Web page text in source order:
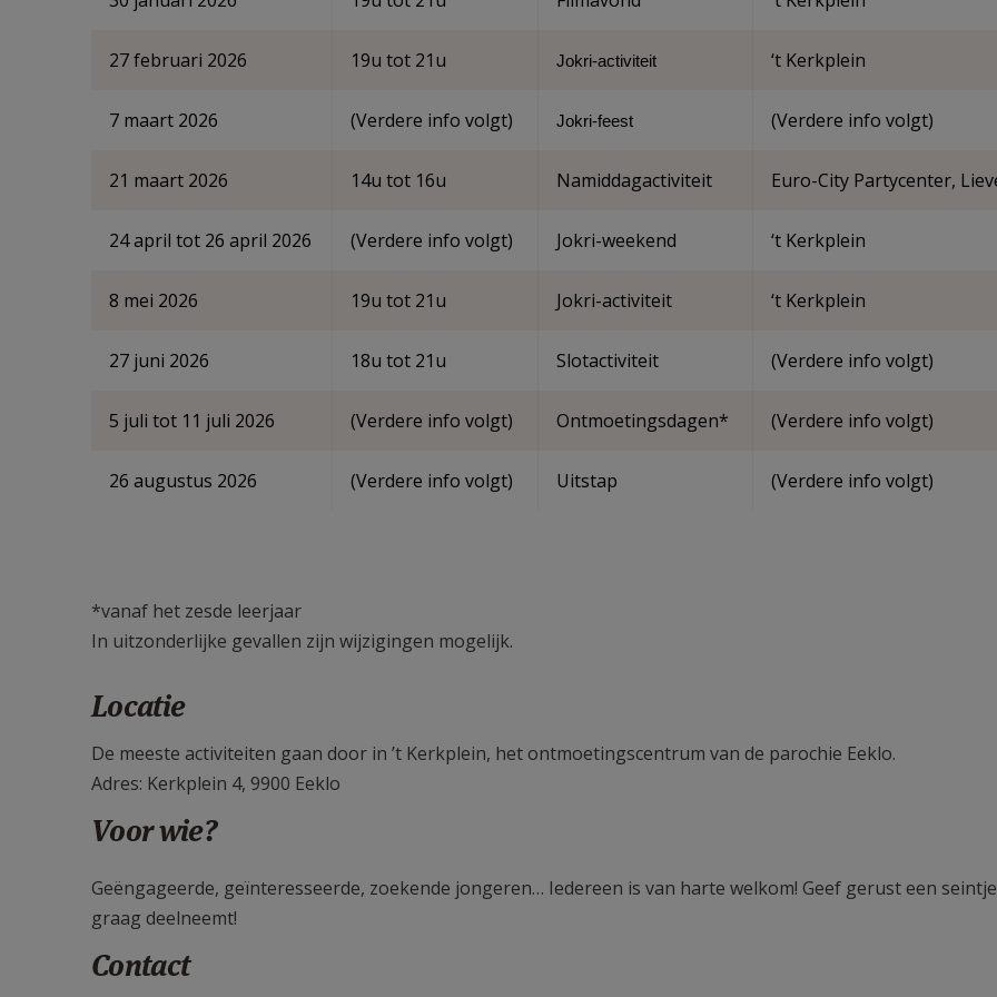
27 februari 2026 19u tot 21u Jokri-activiteit ‘t Kerkplein
7 maart 2026 (Verdere info volgt) Jokri-feest (Verdere info volgt)
21 maart 2026 14u tot 16u Namiddagactiviteit Euro-City Partycenter,
24 april tot 26 april 2026 (Verdere info volgt) Jokri-weekend ‘t Kerkplein
8 mei 2026 19u tot 21u Jokri-activiteit ‘t Kerkplein
27 juni 2026 18u tot 21u Slotactiviteit (Verdere info volgt)
5 juli tot 11 juli 2026 (Verdere info volgt) Ontmoetingsdagen* (Verdere info volgt)
26 augustus 2026 (Verdere info volgt) Uitstap (Verdere info volgt)
*vanaf het zesde leerjaar
In uitzonderlijke gevallen zijn wijzigingen mogelijk.
Locatie
De meeste activiteiten gaan door in ’t Kerkplein, het ontmoetingscentrum van de parochie Eeklo.
Adres: Kerkplein 4, 9900 Eeklo
Voor wie?
Geëngageerde, geïnteresseerde, zoekende jongeren… Iedereen is van harte welkom! Geef gerust een
graag deelneemt!
Contact